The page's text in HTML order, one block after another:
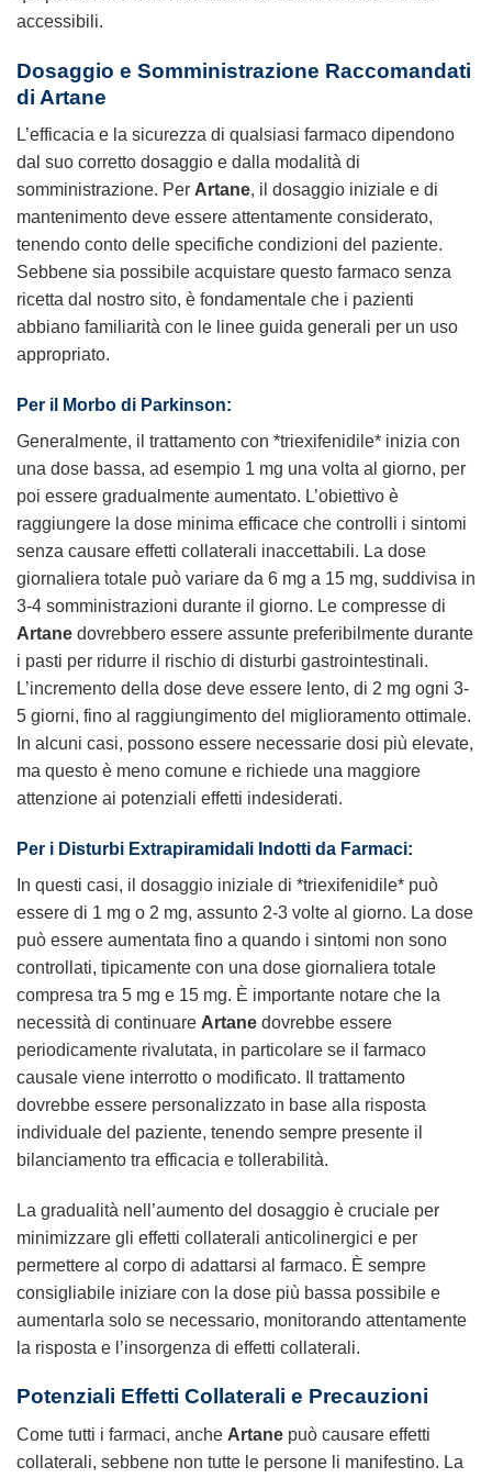
accessibili.
Dosaggio e Somministrazione Raccomandati
di Artane
L’efficacia e la sicurezza di qualsiasi farmaco dipendono
dal suo corretto dosaggio e dalla modalità di
somministrazione. Per Artane, il dosaggio iniziale e di
mantenimento deve essere attentamente considerato,
tenendo conto delle specifiche condizioni del paziente.
Sebbene sia possibile acquistare questo farmaco senza
ricetta dal nostro sito, è fondamentale che i pazienti
abbiano familiarità con le linee guida generali per un uso
appropriato.
Per il Morbo di Parkinson:
Generalmente, il trattamento con *triexifenidile* inizia con
una dose bassa, ad esempio 1 mg una volta al giorno, per
poi essere gradualmente aumentato. L’obiettivo è
raggiungere la dose minima efficace che controlli i sintomi
senza causare effetti collaterali inaccettabili. La dose
giornaliera totale può variare da 6 mg a 15 mg, suddivisa in
3-4 somministrazioni durante il giorno. Le compresse di
Artane dovrebbero essere assunte preferibilmente durante
i pasti per ridurre il rischio di disturbi gastrointestinali.
L’incremento della dose deve essere lento, di 2 mg ogni 3-
5 giorni, fino al raggiungimento del miglioramento ottimale.
In alcuni casi, possono essere necessarie dosi più elevate,
ma questo è meno comune e richiede una maggiore
attenzione ai potenziali effetti indesiderati.
Per i Disturbi Extrapiramidali Indotti da Farmaci:
In questi casi, il dosaggio iniziale di *triexifenidile* può
essere di 1 mg o 2 mg, assunto 2-3 volte al giorno. La dose
può essere aumentata fino a quando i sintomi non sono
controllati, tipicamente con una dose giornaliera totale
compresa tra 5 mg e 15 mg. È importante notare che la
necessità di continuare Artane dovrebbe essere
periodicamente rivalutata, in particolare se il farmaco
causale viene interrotto o modificato. Il trattamento
dovrebbe essere personalizzato in base alla risposta
individuale del paziente, tenendo sempre presente il
bilanciamento tra efficacia e tollerabilità.
La gradualità nell’aumento del dosaggio è cruciale per
minimizzare gli effetti collaterali anticolinergici e per
permettere al corpo di adattarsi al farmaco. È sempre
consigliabile iniziare con la dose più bassa possibile e
aumentarla solo se necessario, monitorando attentamente
la risposta e l’insorgenza di effetti collaterali.
Potenziali Effetti Collaterali e Precauzioni
Come tutti i farmaci, anche Artane può causare effetti
collaterali, sebbene non tutte le persone li manifestino. La